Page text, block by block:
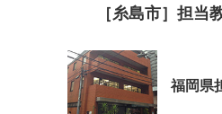
［糸島市］担当
福岡県